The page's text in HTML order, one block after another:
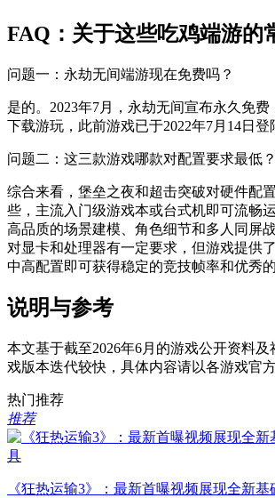
FAQ：关于这些吃鸡端游的
问题一：永劫无间端游现在免费吗？
是的。2023年7月，永劫无间宣布永久免费
下载游玩，此前游戏已于2022年7月14日登
问题二：这三款游戏哪款对配置要求最低？
综合来看，堡垒之夜和超击突破对硬件配
些，主流入门级游戏本或台式机即可流畅
高品质的场景建模、角色细节和多人同屏
对显卡和处理器有一定要求，但游戏提供
中高配置即可获得稳定的竞技帧率和优秀的
说明与参考
本文基于截至2026年6月的游戏公开资料
戏版本迭代较快，具体内容请以各游戏官
热门推荐
推荐
《狂热运输3》：最新首曝视频展现全新